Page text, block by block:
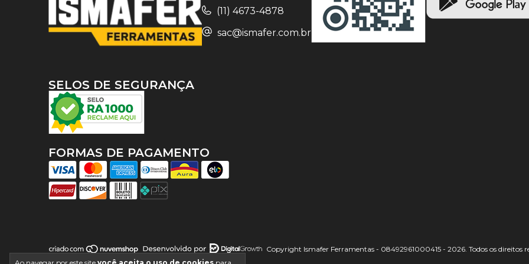
(11) 4673-4878
sac@ismafer.com.br
SELOS DE SEGURANÇA
FORMAS DE PAGAMENTO
Copyright Ismafer Ferramentas - 08492961000415 - 2026. Todos os direitos